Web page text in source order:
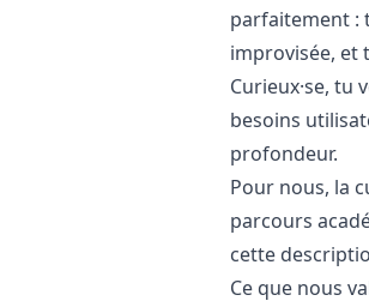
parfaitement :
improvisée, et
Curieux·se, tu
besoins
profondeur.
Pour nous, la
parcours
cette
Ce que nous